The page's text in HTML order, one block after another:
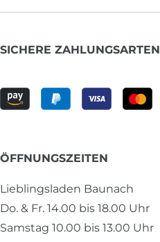
SICHERE ZAHLUNGSARTEN
ÖFFNUNGSZEITEN
Lieblingsladen Baunach
Do. & Fr. 14.00 bis 18.00 Uhr
Samstag 10.00 bis 13.00 Uhr